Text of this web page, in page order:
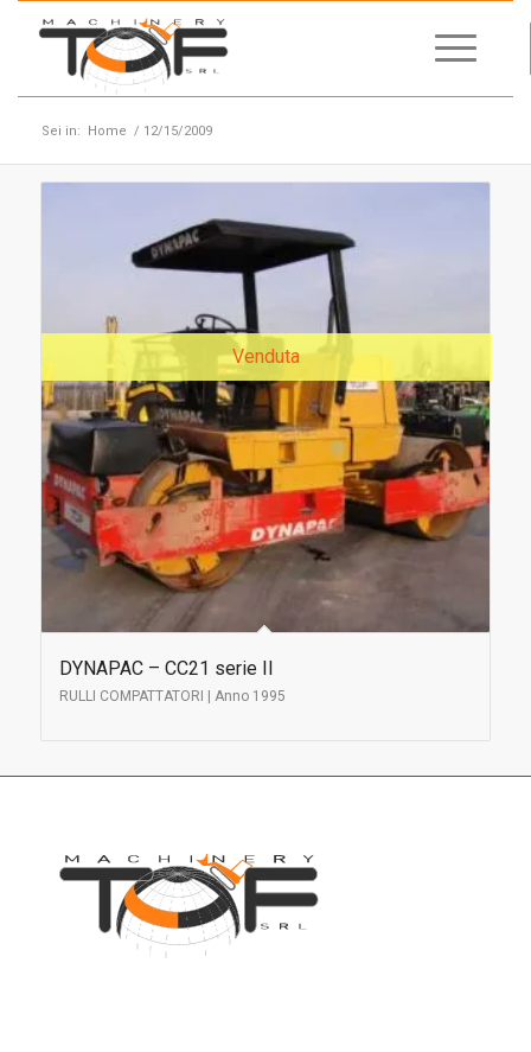
Sei in: Home / 12/15/2009
Venduta
DYNAPAC – CC21 serie II
RULLI COMPATTATORI | Anno 1995